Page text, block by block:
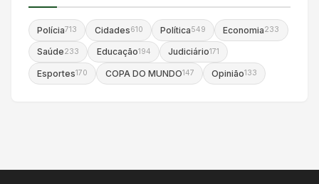
Polícia713 Cidades610 Política549 Economia233
Saúde233 Educação194 Judiciário171
Esportes170 COPA DO MUNDO147 Opinião133